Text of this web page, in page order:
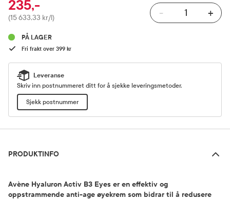
Pris
235,-
(15 633,33 kr/l) - +
PÅ LAGER
Fri frakt over 399 kr
Leveranse
Skriv inn postnummeret ditt for å sjekke leveringsmetoder.
Sjekk postnummer
PRODUKTINFO
Avène Hyaluron Activ B3 Eyes er en effektiv og
oppstrammende anti-age øyekrem som bidrar til å redusere